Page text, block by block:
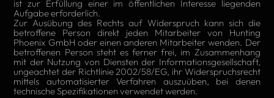
ist zur Erfüllung einer im öffentlichen Interesse liegenden
Aufgabe erforderlich.
Zur Ausübung des Rechts auf Widerspruch kann sich die
betroffene Person direkt jeden Mitarbeiter von Hunting
Phoenix GmbH oder einen anderen Mitarbeiter wenden. Der
betroffenen Person steht es ferner frei, im Zusammenhang
mit der Nutzung von Diensten der Informationsgesellschaft,
ungeachtet der Richtlinie 2002/58/EG, ihr Widerspruchsrecht
mittels automatisierter Verfahren auszuüben, bei denen
technische Spezifikationen verwendet werden.